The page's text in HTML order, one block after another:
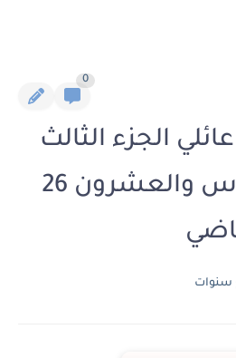
0
الجزء الثالث
الفصل السادس والعشرون 26
سنوات